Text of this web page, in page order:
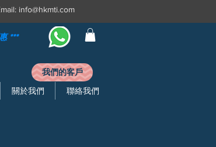
關於我們 聯絡我們
info@hkmti.com
​***
我們的客戶